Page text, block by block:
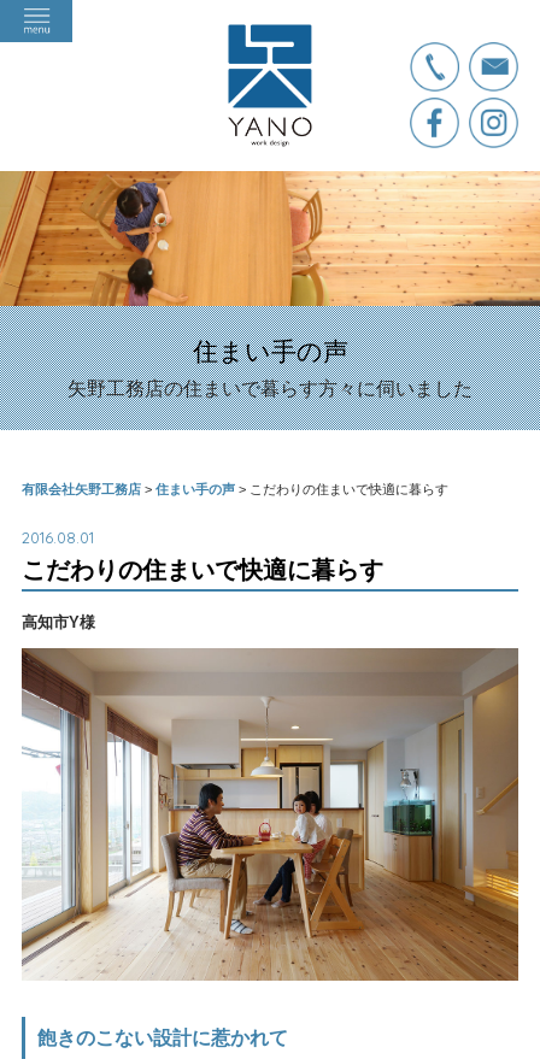
住まい手の声
矢野工務店の住まいで暮らす方々に伺いました
有限会社矢野工務店> 住まい手の声> こだわりの住まいで快適に暮らす
2016.08.01
こだわりの住まいで快適に暮らす
高知市Y様
飽きのこない設計に惹かれて